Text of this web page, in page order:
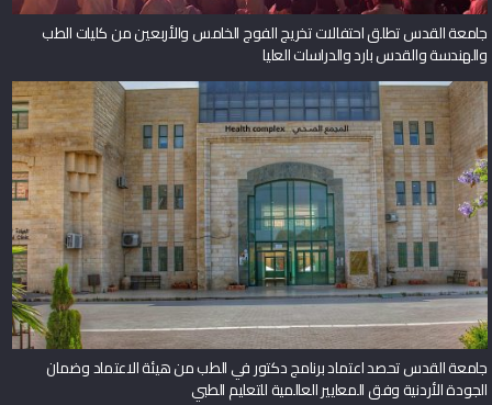
جامعة القدس تطلق احتفالات تخريج الفوج الخامس والأربعين من كليات الطب
والهندسة والقدس بارد والدراسات العليا
جامعة القدس تحصد اعتماد برنامج دكتور في الطب من هيئة الاعتماد وضمان
الجودة الأردنية وفق المعايير العالمية للتعليم الطبي